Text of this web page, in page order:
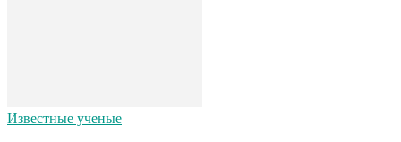
Известные ученые